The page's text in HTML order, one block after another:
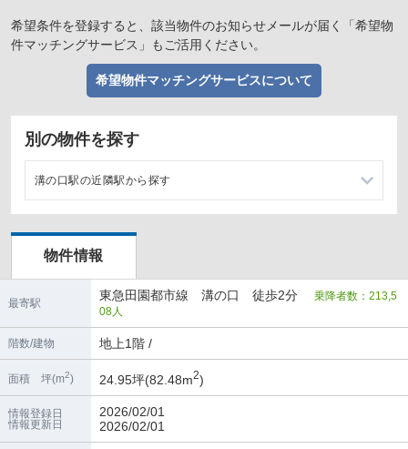
希望条件を登録すると、該当物件のお知らせメールが届く「希望物
件マッチングサービス」もご活用ください。
希望物件マッチングサービスについて
別の物件を探す
溝の口駅の近隣駅から探す
高津駅の店舗物件・貸店舗・テナント一覧
宮崎台駅の店舗物件・貸店舗・テナント一覧
物件情報
最寄駅
東急田園都市線 溝の口 徒歩2分 乗降者数：213,5
08人
階数/建物 地上1階 /
面積 坪(m2) 24.95坪(82.48m2)
情報登録日
情報更新日
2026/02/01
2026/02/01